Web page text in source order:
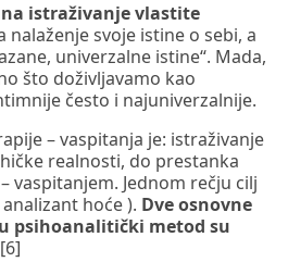
istraživanje vlastite
nalaženje svoje istine o sebi, a
univerzalne istine“. Mada,
što doživljavamo kao
često i najuniverzalnije.
– vaspitanja je: istraživanje
realnosti, do prestanka
vaspitanjem. Jednom rečju cilj
hoće ). Dve osnovne
psihoanalitički metod su
[6]